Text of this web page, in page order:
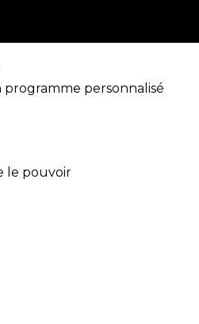
programme personnalisé
le pouvoir